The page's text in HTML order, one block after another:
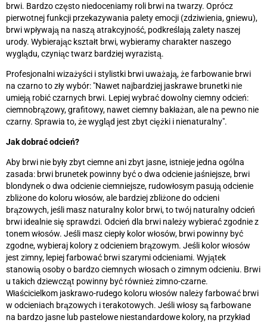
brwi. Bardzo często niedoceniamy roli brwi na twarzy. Oprócz
pierwotnej funkcji przekazywania palety emocji (zdziwienia, gniewu),
brwi wpływają na naszą atrakcyjność, podkreślają zalety naszej
urody. Wybierając kształt brwi, wybieramy charakter naszego
wyglądu, czyniąc twarz bardziej wyrazistą.
Profesjonalni wizażyści i stylistki brwi uważają, że farbowanie brwi
na czarno to zły wybór: "Nawet najbardziej jaskrawe brunetki nie
umieją robić czarnych brwi. Lepiej wybrać dowolny ciemny odcień:
ciemnobrązowy, grafitowy, nawet ciemny bakłażan, ale na pewno nie
czarny. Sprawia to, że wygląd jest zbyt ciężki i nienaturalny".
Jak dobrać odcień?
Aby brwi nie były zbyt ciemne ani zbyt jasne, istnieje jedna ogólna
zasada: brwi brunetek powinny być o dwa odcienie jaśniejsze, brwi
blondynek o dwa odcienie ciemniejsze, rudowłosym pasują odcienie
zbliżone do koloru włosów, ale bardziej zbliżone do odcieni
brązowych, jeśli masz naturalny kolor brwi, to twój naturalny odcień
brwi idealnie się sprawdzi. Odcień dla brwi należy wybierać zgodnie z
tonem włosów. Jeśli masz ciepły kolor włosów, brwi powinny być
zgodne, wybieraj kolory z odcieniem brązowym. Jeśli kolor włosów
jest zimny, lepiej farbować brwi szarymi odcieniami. Wyjątek
stanowią osoby o bardzo ciemnych włosach o zimnym odcieniu. Brwi
u takich dziewcząt powinny być również zimno-czarne.
Właścicielkom jaskrawo-rudego koloru włosów należy farbować brwi
w odcieniach brązowych i terakotowych. Jeśli włosy są farbowane
na bardzo jasne lub pastelowe niestandardowe kolory, na przykład